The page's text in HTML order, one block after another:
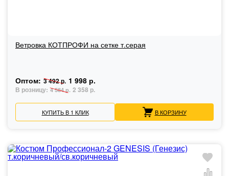
Ветровка КОТПРОФИ на сетке т.серая
Оптом: 3 492 р. 1 998 р.
В розницу: 4 584 р. 2 358 р.
КУПИТЬ В 1 КЛИК В КОРЗИНУ